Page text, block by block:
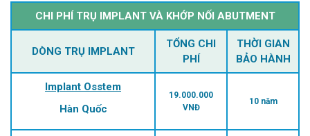
CHI PHÍ TRỤ IMPLANT VÀ KHỚP NỐI ABUTMENT
DÒNG TRỤ IMPLANT
TỔNG CHI
PHÍ
THỜI GIAN
BẢO HÀNH
Implant Osstem
Hàn Quốc
19.000.000
VNĐ
10 năm